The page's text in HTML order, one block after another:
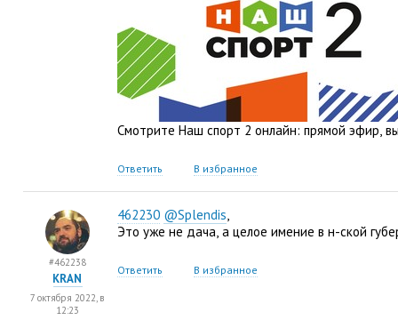
Смотрите Наш спорт 2 онлайн: прямой эфир,
Ответить В избранное
462230 @Splendis,
Это уже не дача, а целое имение в н-ской
Ответить В избранное
#462238
KRAN
7 октября 2022, в
12:23